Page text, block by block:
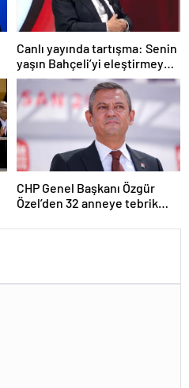
Canlı yayında tartışma: Senin
yaşın Bahçeli’yi eleştirmeye
yetmez
CHP Genel Başkanı Özgür
Özel’den 32 anneye tebrik